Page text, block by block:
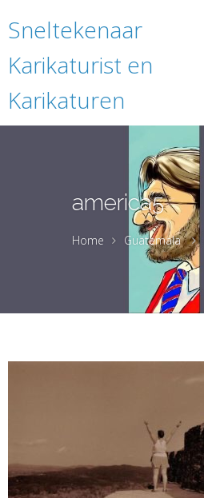
Sneltekenaar
Karikaturist en
Karikaturen
america5
Home Guatemala